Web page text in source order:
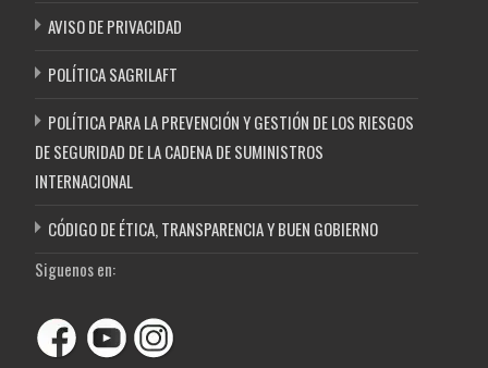
AVISO DE PRIVACIDAD
POLÍTICA SAGRILAFT
POLÍTICA PARA LA PREVENCIÓN Y GESTIÓN DE LOS RIESGOS
DE SEGURIDAD DE LA CADENA DE SUMINISTROS
INTERNACIONAL
CÓDIGO DE ÉTICA, TRANSPARENCIA Y BUEN GOBIERNO
Siguenos en: